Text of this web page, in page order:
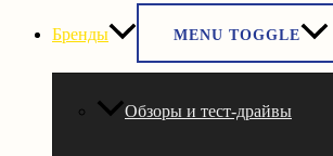
Бренды MENU TOGGLE
Обзоры и тест-драйвы